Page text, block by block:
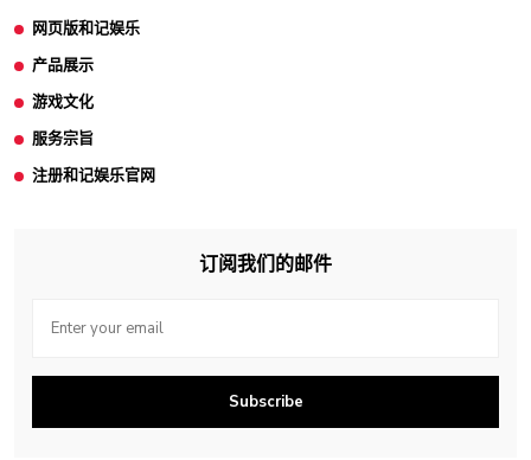
网页版和记娱乐
产品展示
游戏文化
服务宗旨
注册和记娱乐官网
订阅我们的邮件
Subscribe